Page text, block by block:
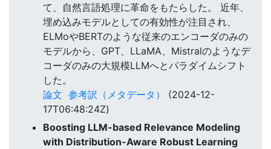
て、自然言語処理に革命をもたらした。 近年、
埋め込みモデルとしての有効性が注目され、
ELMoやBERTのような従来のエンコーダのみの
モデルから、GPT、LLaMA、Mistralのようなデ
コーダのみの大規模LLMへとパラダイムシフト
した。
論文 参考訳（メタデータ）
(2024-12-
17T06:48:24Z)
Boosting LLM-based Relevance Modeling
with Distribution-Aware Robust Learning